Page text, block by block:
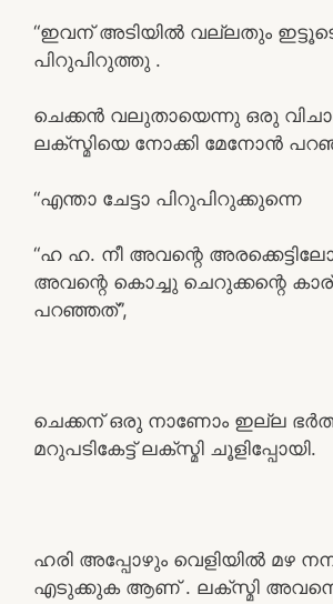
“ഇവന് അടിയിൽ വല്ലതും
പിറുപിറുത്തു .
ചെക്കൻ വലുതായെന്നു ഒരു
ലക്സ്മിയെ നോക്കി മേനോൻ
“എന്താ ചേട്ടാ പിറുപിറുക്കുന്നെ
“ഹ ഹ. നീ അവന്റെ
അവന്റെ കൊച്ചു ചെറുക്കന്റെ
പറഞ്ഞത്”,
ചെക്കന് ഒരു നാണോം ഇല്ല
മറുപടികേട്ട് ലക്സ്മി ചൂളിപ്പോയി.
ഹരി അപ്പോഴും വെളിയിൽ മഴ
എടുക്കുക ആണ് . ലക്സ്മി അവനെ